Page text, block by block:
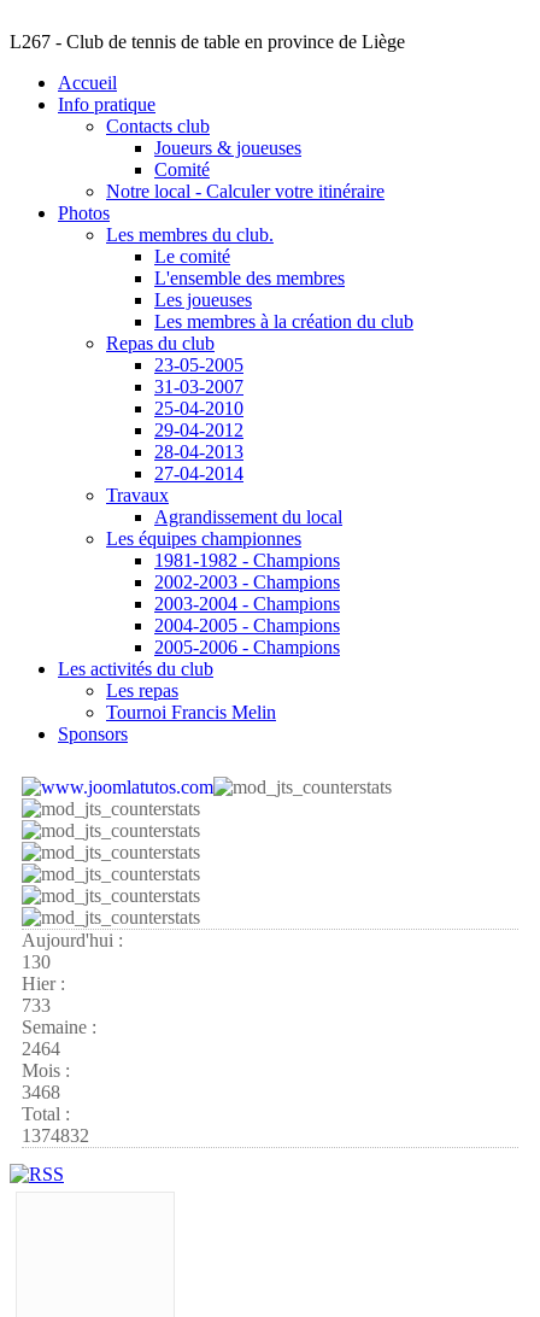
L267 - Club de tennis de table en province de Liège
Accueil
Info pratique
Contacts club
Joueurs & joueuses
Comité
Notre local - Calculer votre itinéraire
Photos
Les membres du club.
Le comité
L'ensemble des membres
Les joueuses
Les membres à la création du club
Repas du club
23-05-2005
31-03-2007
25-04-2010
29-04-2012
28-04-2013
27-04-2014
Travaux
Agrandissement du local
Les équipes championnes
1981-1982 - Champions
2002-2003 - Champions
2003-2004 - Champions
2004-2005 - Champions
2005-2006 - Champions
Les activités du club
Les repas
Tournoi Francis Melin
Sponsors
Aujourd'hui :
130
Hier :
733
Semaine :
2464
Mois :
3468
Total :
1374832